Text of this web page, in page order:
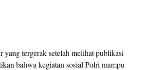
yang tergerak setelah melihat publikasi
bahwa kegiatan sosial Polri mampu